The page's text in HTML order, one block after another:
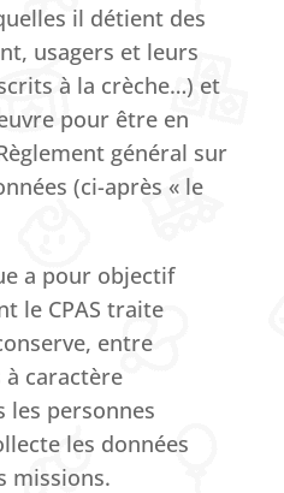
il détient des
usagers et leurs
à la crèche…) et
pour être en
général sur
(ci-après « le
a pour objectif
le CPAS traite
entre
à caractère
les personnes
les données
missions.